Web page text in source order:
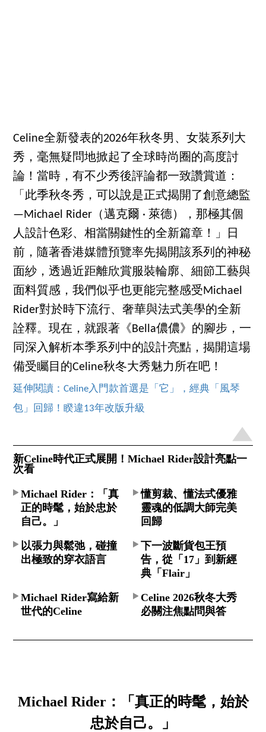
Celine全新發表的2026年秋冬男、女裝系列大
秀，毫無疑問地掀起了全球時尚圈的高度討
論！當時，有不少秀後評論都一致讚賞道：
「此季秋冬秀，可以說是正式揭開了創意總監
—Michael Rider（邁克爾 · 萊德），那極其個
人設計色彩、相當關鍵性的全新篇章！」日
前，隨著香港媒體預覽率先揭開該系列的神秘
面紗，透過近距離欣賞服裝輪廓、細節工藝與
面料質感，我們似乎也更能完整感受Michael
Rider對於時下流行、奢華與法式美學的全新
詮釋。現在，就跟著《Bella儂儂》的腳步，一
同深入解析本季系列中的設計亮點，揭開這場
備受矚目的Celine秋冬大秀魅力所在吧！
延伸閱讀：Celine入門款首選是「它」，經典「風琴
包」回歸！睽違13年改版升級
新Celine時代正式展開！Michael Rider設計亮點一
次看
Michael Rider：「真
正的時髦，始於忠於
自己。」
懂剪裁、懂法式優雅
靈魂的低調大師完美
回歸
以張力與鬆弛，碰撞
出極致的穿衣語言
下一波斷貨包王預
告，從「17」到新經
典「Flair」
Michael Rider寫給新
世代的Celine
Celine 2026秋冬大秀
必關注焦點問與答
Michael Rider：「真正的時髦，始於
忠於自己。」